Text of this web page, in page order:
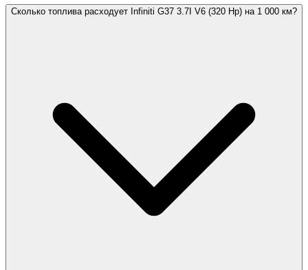
Сколько топлива расходует Infiniti G37 3.7I V6 (320 Hp) на 1 000 км?